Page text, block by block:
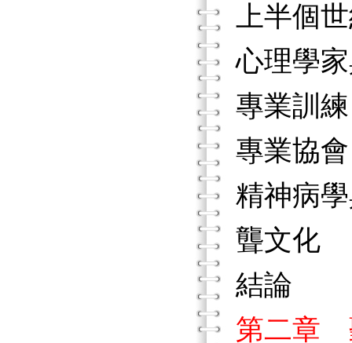
上半個
心理學
專業訓練
專業協會
精神病
聾文化
結論
第二章